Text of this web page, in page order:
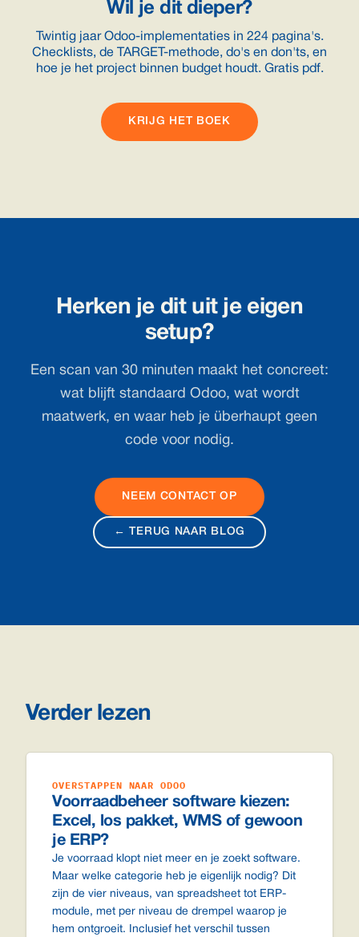
Wil je dit dieper?
Twintig jaar Odoo-implementaties in 224 pagina's.
Checklists, de TARGET-methode, do's en don'ts, en
hoe je het project binnen budget houdt. Gratis pdf.
KRIJG HET BOEK
Herken je dit uit je eigen
setup?
Een scan van 30 minuten maakt het concreet:
wat blijft standaard Odoo, wat wordt
maatwerk, en waar heb je überhaupt geen
code voor nodig.
NEEM CONTACT OP
← TERUG NAAR BLOG
Verder lezen
OVERSTAPPEN NAAR ODOO
Voorraadbeheer software kiezen:
Excel, los pakket, WMS of gewoon
je ERP?
Je voorraad klopt niet meer en je zoekt software.
Maar welke categorie heb je eigenlijk nodig? Dit
zijn de vier niveaus, van spreadsheet tot ERP-
module, met per niveau de drempel waarop je
hem ontgroeit. Inclusief het verschil tussen